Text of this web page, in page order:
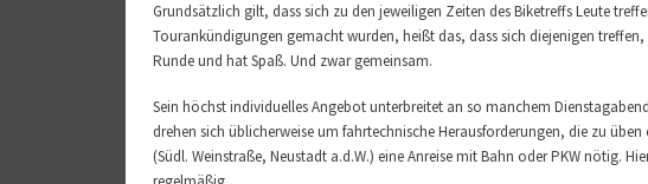
Grundsätzlich gilt, dass sich zu den jeweiligen Zeiten des Biketreffs Leute
Tourankündigungen gemacht wurden, heißt das, dass sich diejenigen
Runde und hat Spaß. Und zwar gemeinsam.
Sein höchst individuelles Angebot unterbreitet an so manchem
drehen sich üblicherweise um fahrtechnische Herausforderungen, die zu
(Südl. Weinstraße, Neustadt a.d.W.) eine Anreise mit Bahn oder PKW nötig.